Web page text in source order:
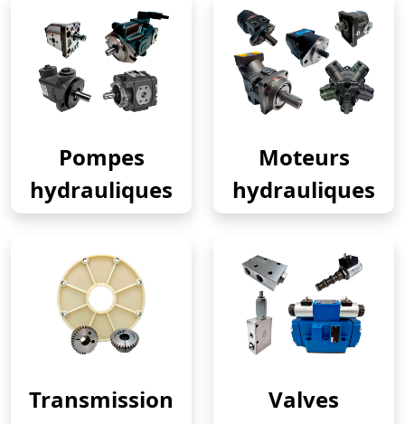
Pompes
hydrauliques
Moteurs
hydrauliques
Transmission
Valves